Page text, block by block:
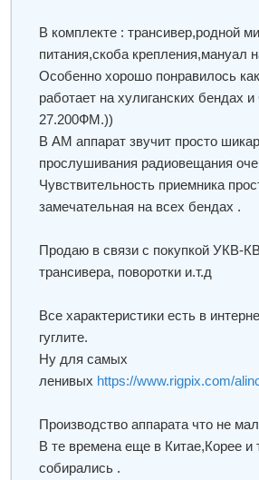
В комплекте : трансивер,родной
питания,скоба крепления,мануал
Особенно хорошо понравилось
работает на хулиганских бендах
27.200ФМ.))
В АМ аппарат звучит просто
прослушивания радиовещания
Чувствительность приемника
замечательная на всех бендах .
Продаю в связи с покупкой УКВ-
трансивера, поворотки и.т.д
Все характеристики есть в
гуглите.
Ну для самых
ленивых https://www.rigpix.com/
Производство аппарата что не
В те времена еще в Китае,Корее и
собирались .